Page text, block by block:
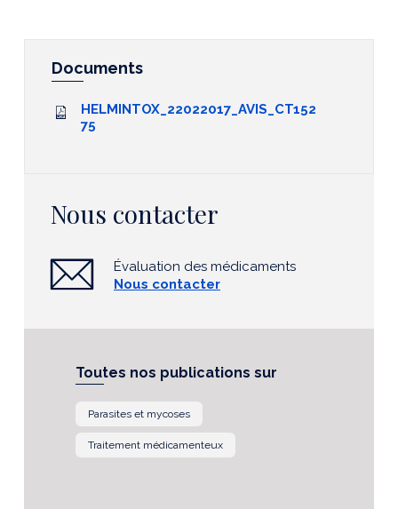
Documents
HELMINTOX_22022017_AVIS_CT152
75
Nous contacter
Évaluation des médicaments
Nous contacter
Toutes nos publications sur
Parasites et mycoses
Traitement médicamenteux